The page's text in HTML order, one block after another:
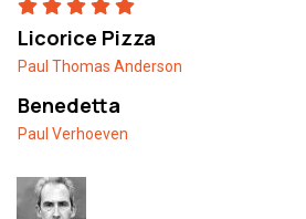
Licorice Pizza
Paul Thomas Anderson
Benedetta
Paul Verhoeven